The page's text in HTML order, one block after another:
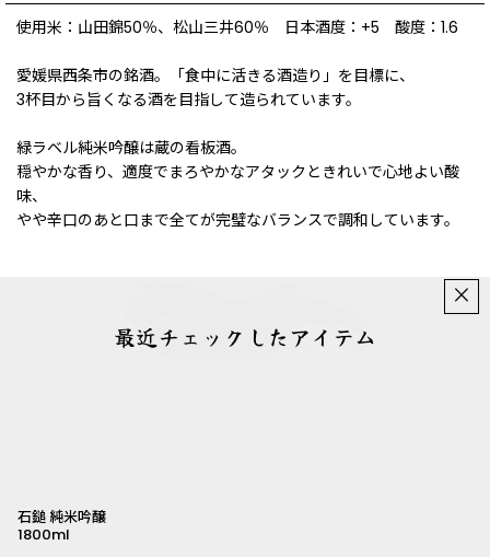
使用米：山田錦50％、松山三井60％ 日本酒度：+5 酸度：1.6
愛媛県西条市の銘酒。「食中に活きる酒造り」を目標に、
3杯目から旨くなる酒を目指して造られています。
緑ラベル純米吟醸は蔵の看板酒。
穏やかな香り、適度でまろやかなアタックときれいで心地よい酸
味、
やや辛口のあと口まで全てが完璧なバランスで調和しています。
最近チェックしたアイテム
×
石鎚 純米吟醸
1800ml